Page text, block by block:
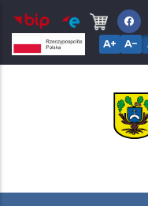
Przejdź
do
treści
A+ A−